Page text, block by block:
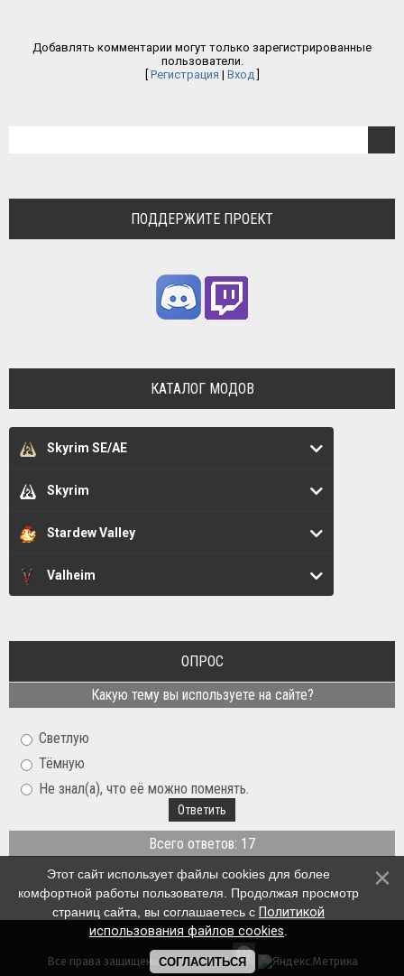
Добавлять комментарии могут только зарегистрированные
пользователи.
Регистрация | Вход]
ПОДДЕРЖИТЕ ПРОЕКТ
КАТАЛОГ МОДОВ
Skyrim SE/AE
Skyrim
Stardew Valley
Valheim
ОПРОС
Какую тему вы используете на сайте?
Светлую
Тёмную
Не знал(а), что её можно поменять.
Всего ответов: 17
Все права защищены © 2012-2026
Этот сайт использует файлы cookies для более
комфортной работы пользователя. Продолжая просмотр
страниц сайта, вы соглашаетесь с Политикой
использования файлов cookies
СОГЛАСИТЬСЯ